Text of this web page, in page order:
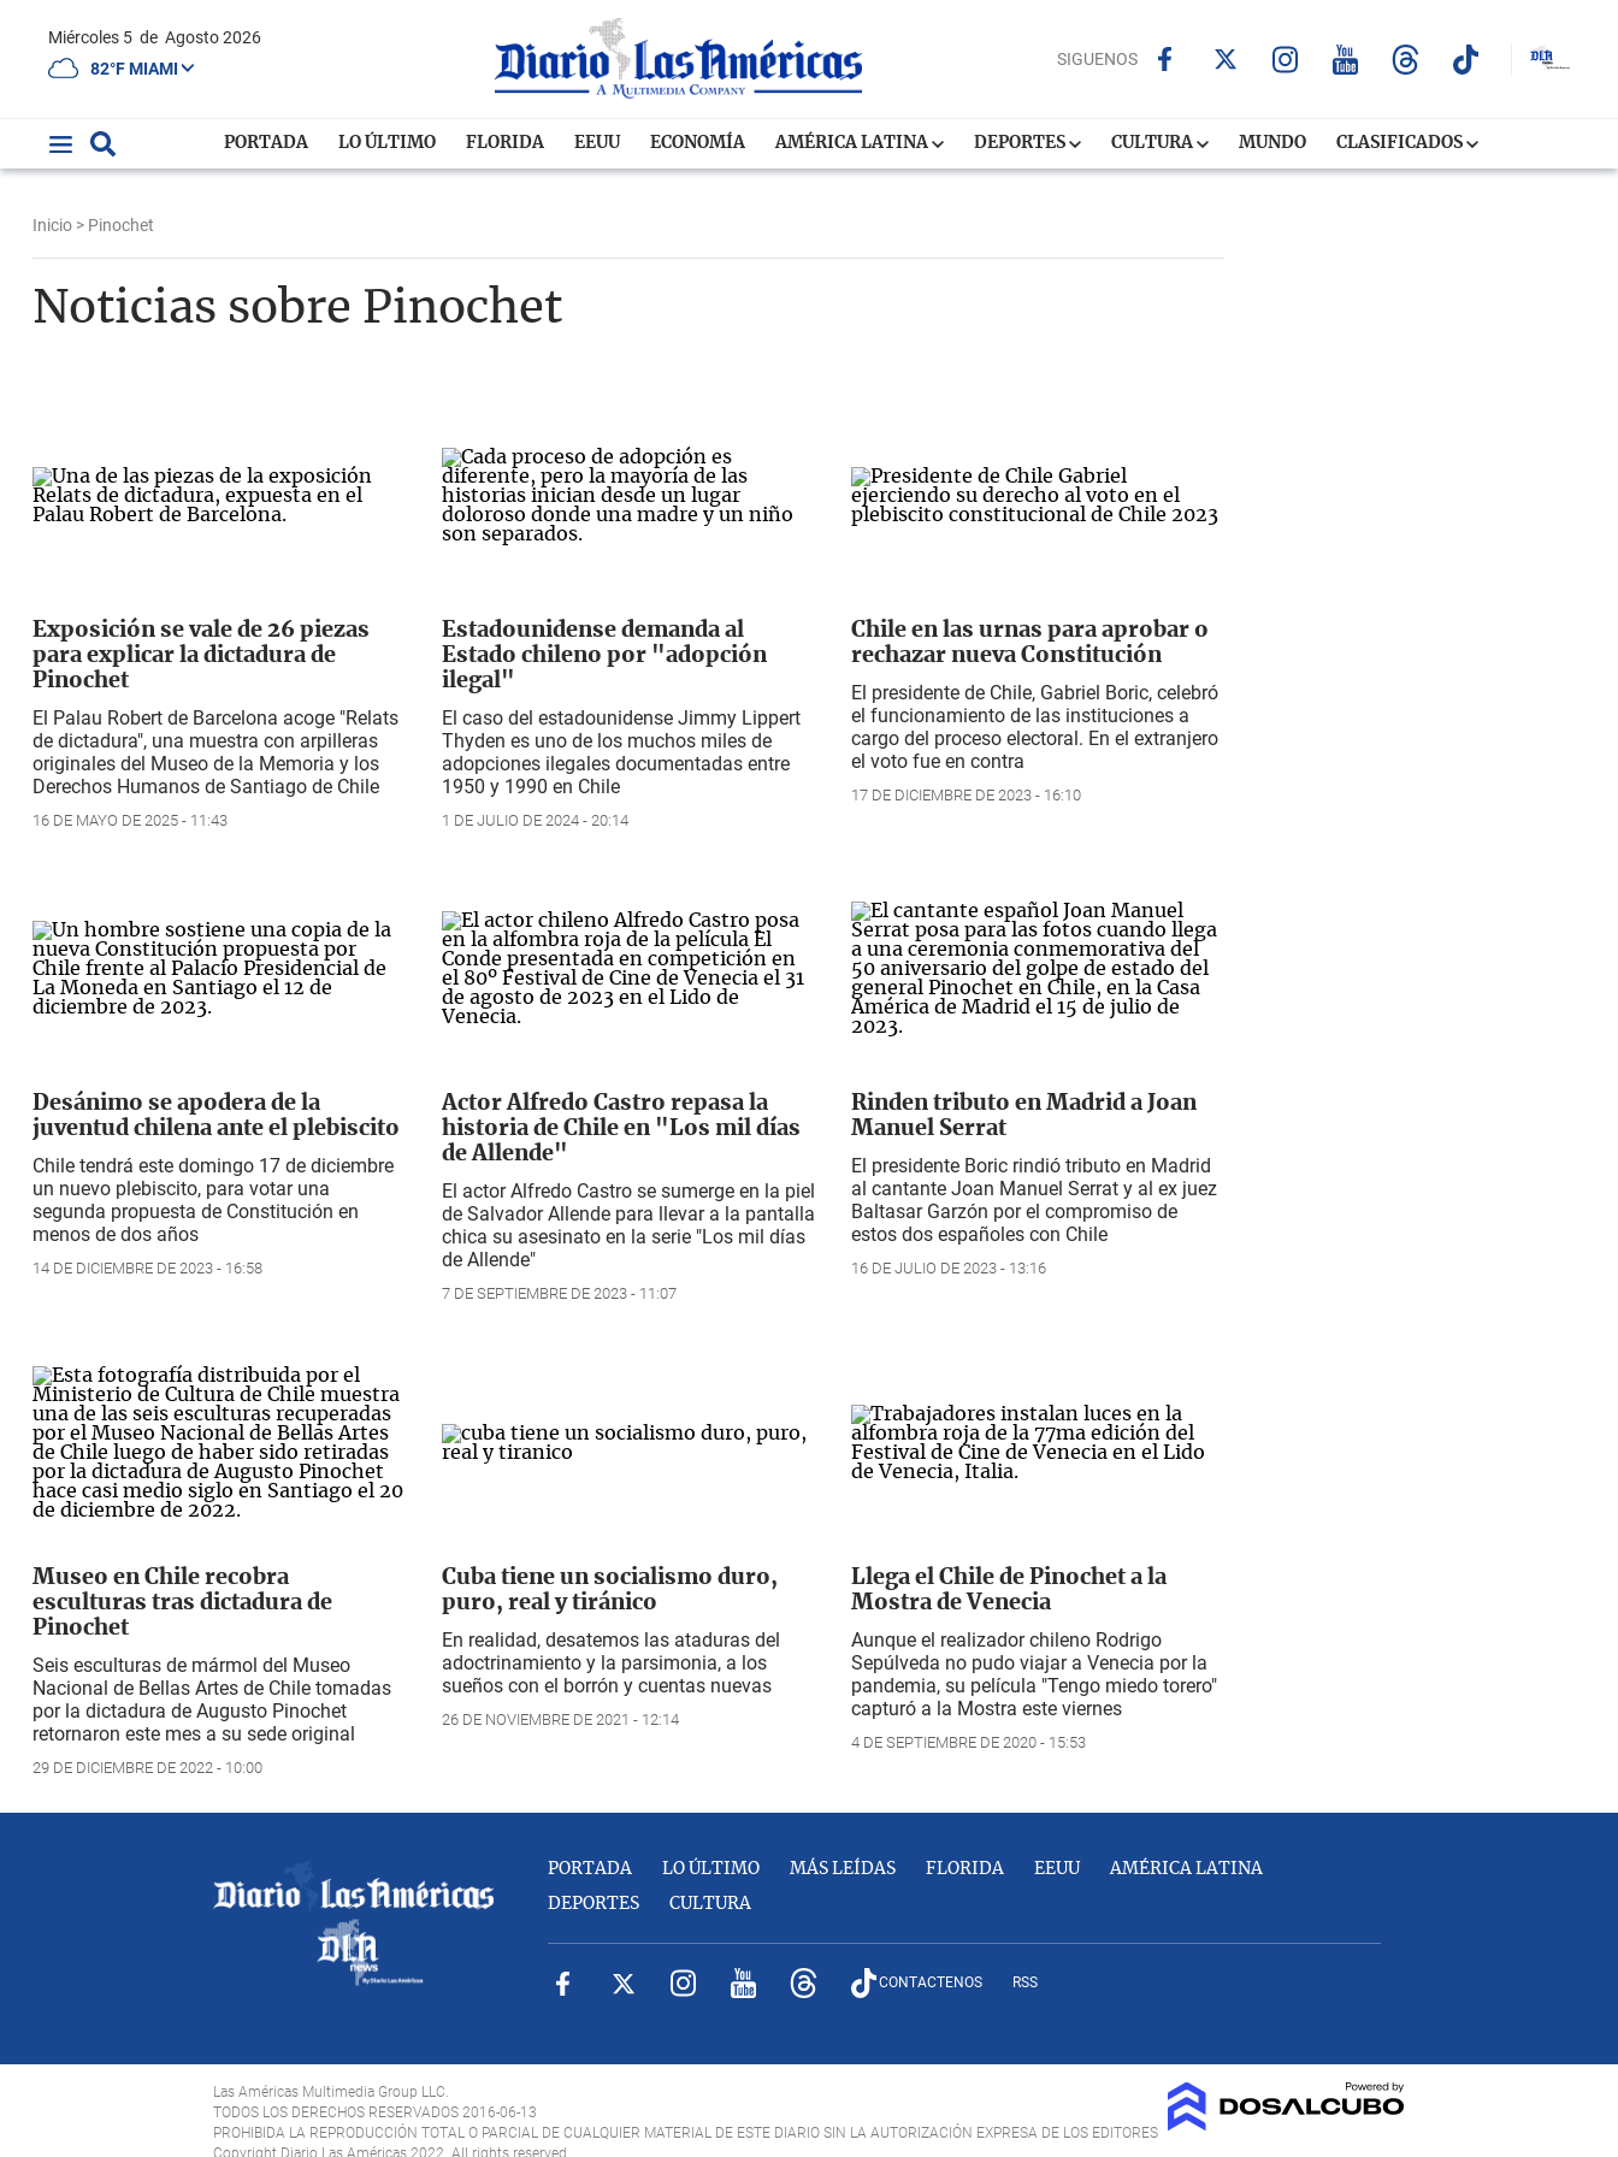
Miércoles 5 de Agosto 2026
82°F MIAMI
SIGUENOS
PORTADA LO ÚLTIMO FLORIDA EEUU ECONOMÍA AMÉRICA LATINA DEPORTES CULTURA MUNDO CLASIFICADOS
Inicio > Pinochet
Noticias sobre Pinochet
Exposición se vale de 26 piezas
para explicar la dictadura de
Pinochet
El Palau Robert de Barcelona acoge "Relats
de dictadura", una muestra con arpilleras
originales del Museo de la Memoria y los
Derechos Humanos de Santiago de Chile
16 DE MAYO DE 2025 - 11:43
Estadounidense demanda al
Estado chileno por "adopción
ilegal"
El caso del estadounidense Jimmy Lippert
Thyden es uno de los muchos miles de
adopciones ilegales documentadas entre
1950 y 1990 en Chile
1 DE JULIO DE 2024 - 20:14
Chile en las urnas para aprobar o
rechazar nueva Constitución
El presidente de Chile, Gabriel Boric, celebró
el funcionamiento de las instituciones a
cargo del proceso electoral. En el extranjero
el voto fue en contra
17 DE DICIEMBRE DE 2023 - 16:10
Desánimo se apodera de la
juventud chilena ante el plebiscito
Chile tendrá este domingo 17 de diciembre
un nuevo plebiscito, para votar una
segunda propuesta de Constitución en
menos de dos años
14 DE DICIEMBRE DE 2023 - 16:58
Actor Alfredo Castro repasa la
historia de Chile en "Los mil días
de Allende"
El actor Alfredo Castro se sumerge en la piel
de Salvador Allende para llevar a la pantalla
chica su asesinato en la serie "Los mil días
de Allende"
7 DE SEPTIEMBRE DE 2023 - 11:07
Rinden tributo en Madrid a Joan
Manuel Serrat
El presidente Boric rindió tributo en Madrid
al cantante Joan Manuel Serrat y al ex juez
Baltasar Garzón por el compromiso de
estos dos españoles con Chile
16 DE JULIO DE 2023 - 13:16
Museo en Chile recobra
esculturas tras dictadura de
Pinochet
Seis esculturas de mármol del Museo
Nacional de Bellas Artes de Chile tomadas
por la dictadura de Augusto Pinochet
retornaron este mes a su sede original
29 DE DICIEMBRE DE 2022 - 10:00
Cuba tiene un socialismo duro,
puro, real y tiránico
En realidad, desatemos las ataduras del
adoctrinamiento y la parsimonia, a los
sueños con el borrón y cuentas nuevas
26 DE NOVIEMBRE DE 2021 - 12:14
Llega el Chile de Pinochet a la
Mostra de Venecia
Aunque el realizador chileno Rodrigo
Sepúlveda no pudo viajar a Venecia por la
pandemia, su película "Tengo miedo torero"
capturó a la Mostra este viernes
4 DE SEPTIEMBRE DE 2020 - 15:53
PORTADA LO ÚLTIMO MÁS LEÍDAS FLORIDA EEUU AMÉRICA LATINA
DEPORTES CULTURA
CONTACTENOS RSS
Las Américas Multimedia Group LLC.
TODOS LOS DERECHOS RESERVADOS 2016-06-13
PROHIBIDA LA REPRODUCCIÓN TOTAL O PARCIAL DE CUALQUIER MATERIAL DE ESTE DIARIO SIN LA AUTORIZACIÓN EXPRESA DE LOS EDITORES
Copyright Diario Las Américas 2022. All rights reserved